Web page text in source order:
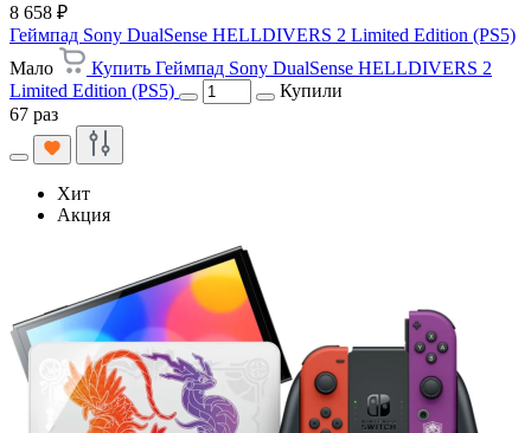
8 658 ₽
Геймпад Sony DualSense HELLDIVERS 2 Limited Edition (PS5)
Мало
Купить Геймпад Sony DualSense HELLDIVERS 2
Limited Edition (PS5)
Купили
67 раз
Хит
Акция